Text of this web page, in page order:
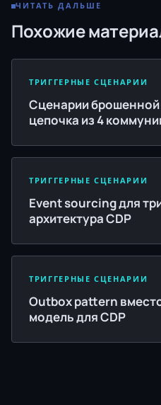
ЧИТАТЬ ДАЛЬШЕ
Похожие
ТРИГГЕРНЫЕ СЦЕНАРИИ
Сценарии
цепочка из 4
ТРИГГЕРНЫЕ СЦЕНАРИИ
Event sourcing для
архитектура CDP
ТРИГГЕРНЫЕ СЦЕНАРИИ
Outbox pattern
модель для CDP